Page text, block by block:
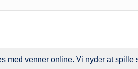
med venner online. Vi nyder at spille